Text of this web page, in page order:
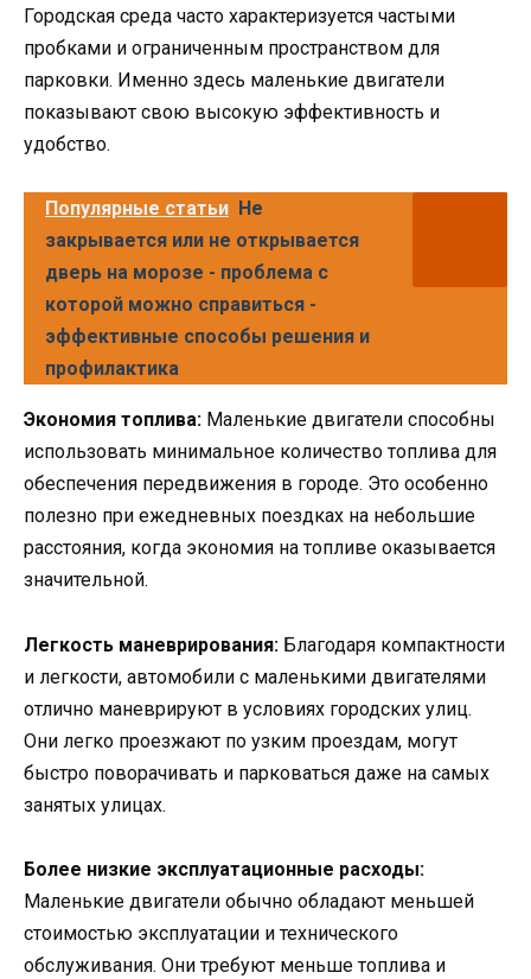
Городская среда часто характеризуется частыми
пробками и ограниченным пространством для
парковки. Именно здесь маленькие двигатели
показывают свою высокую эффективность и
удобство.
Популярные статьи Не
закрывается или не открывается
дверь на морозе - проблема с
которой можно справиться -
эффективные способы решения и
профилактика
Экономия топлива: Маленькие двигатели способны
использовать минимальное количество топлива для
обеспечения передвижения в городе. Это особенно
полезно при ежедневных поездках на небольшие
расстояния, когда экономия на топливе оказывается
значительной.
Легкость маневрирования: Благодаря компактности
и легкости, автомобили с маленькими двигателями
отлично маневрируют в условиях городских улиц.
Они легко проезжают по узким проездам, могут
быстро поворачивать и парковаться даже на самых
занятых улицах.
Более низкие эксплуатационные расходы:
Маленькие двигатели обычно обладают меньшей
стоимостью эксплуатации и технического
обслуживания. Они требуют меньше топлива и